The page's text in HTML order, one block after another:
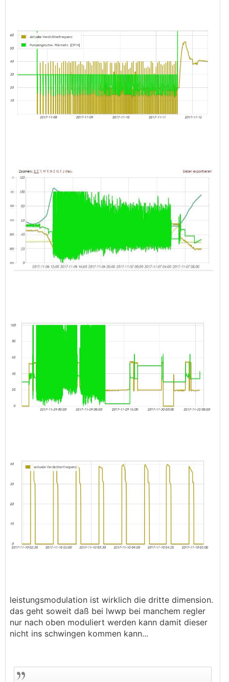
leistungsmodulation ist wirklich die dritte dimension.
das geht soweit daß bei lwwp bei manchem regler
nur nach oben moduliert werden kann damit dieser
nicht ins schwingen kommen kann...